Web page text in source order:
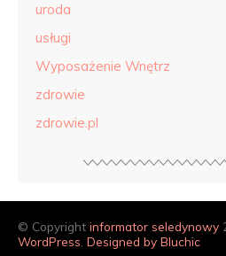
uroda
usługi
Wyposażenie Wnętrz
zdrowie
zdrowie.pl
© Copyright informator seledynowy
WordPress Designed by Bluchic